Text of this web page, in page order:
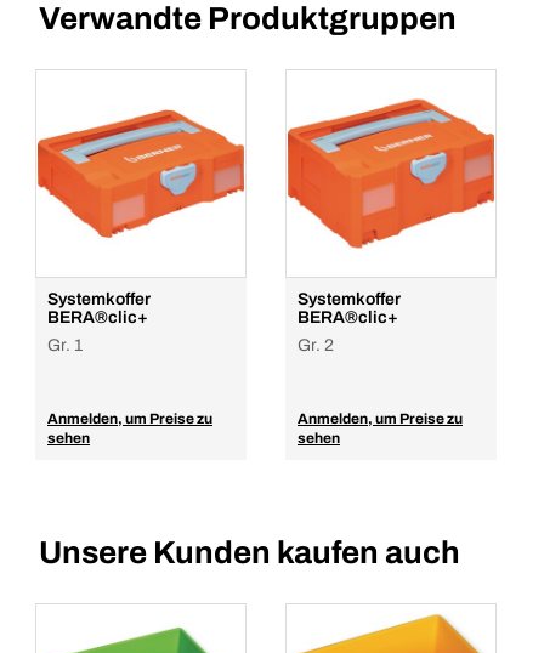
Verwandte Produktgruppen
Systemkoffer
BERA®clic+
Gr. 1
Anmelden, um Preise zu
sehen
Systemkoffer
BERA®clic+
Gr. 2
Anmelden, um Preise zu
sehen
Unsere Kunden kaufen auch